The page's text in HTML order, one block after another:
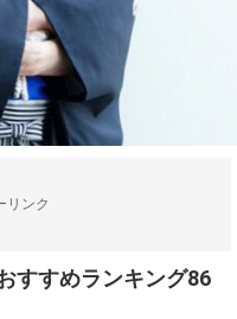
リンク
すすめランキング86